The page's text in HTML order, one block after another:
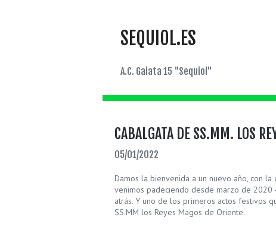
SEQUIOL.ES
A.C. Gaiata 15 "Sequiol"
CABALGATA DE SS.MM. LOS
05/01/2022
Damos la bienvenida a un nuevo año, con
venimos padeciendo desde marzo de
atrás. Y uno de los primeros actos festivos
SS.MM los Reyes Magos de Oriente.